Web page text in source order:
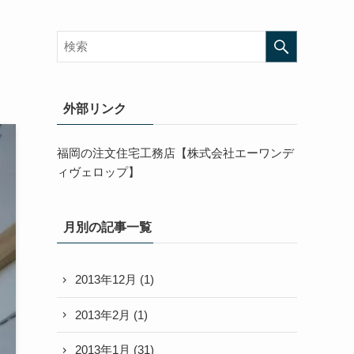
外部リンク
福岡の注文住宅工務店【株式会社エーワンデ
ィヴェロップ】
月別の記事一覧
2013年12月 (1)
2013年2月 (1)
2013年1月 (31)